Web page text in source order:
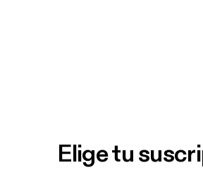
Elige tu